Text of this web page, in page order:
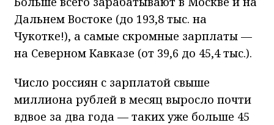
Дальнем Востоке (до 193,8 тыс. на
Чукотке!), а самые скромные зарплаты —
на Северном Кавказе (от 39,6 до 45,4 тыс.).
Число россиян с зарплатой свыше
миллиона рублей в месяц выросло почти
вдвое за два года — таких уже больше 45